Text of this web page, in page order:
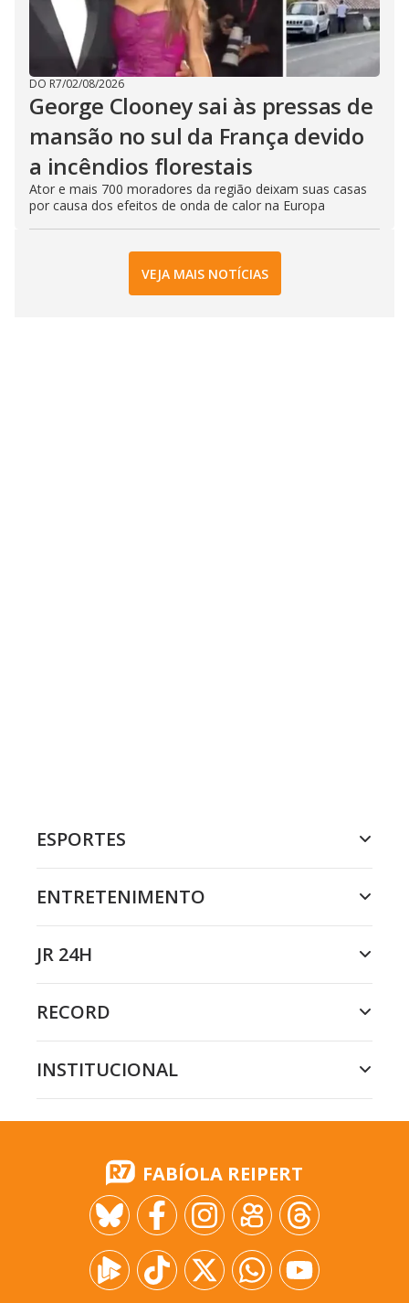
DO R7/02/08/2026
George Clooney sai às pressas de
mansão no sul da França devido
a incêndios florestais
Ator e mais 700 moradores da região deixam suas casas
por causa dos efeitos de onda de calor na Europa
VEJA MAIS NOTÍCIAS
ESPORTES
ENTRETENIMENTO
JR 24H
RECORD
INSTITUCIONAL
FABÍOLA REIPERT